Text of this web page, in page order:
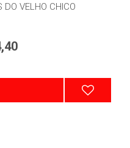
DO VELHO CHICO